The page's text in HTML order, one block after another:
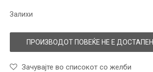
Залихи
ПРОИЗВОДОТ ПОВЕЌЕ НЕ Е ДОСТАПЕН
Зачувајте во списокот со желби